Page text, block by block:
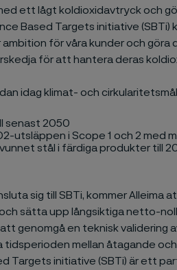
ett lågt koldioxidavtryck och
Based Targets initiative
för våra kunder och
för att hantera deras
idag klimat- och
senast 2050
utsläppen i Scope 1 och 2 med
stål i färdiga produkter till
sig till SBTi, kommer Alleima
sätta upp långsiktiga netto-
genomgå en teknisk validering
tidsperioden mellan åtagande
Targets initiative (SBTi) är ett